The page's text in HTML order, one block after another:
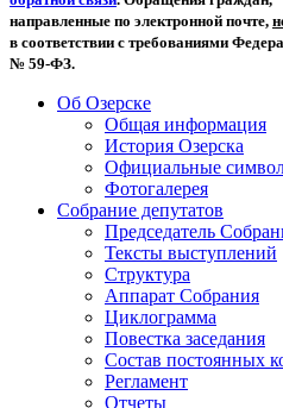
направленные по электронной почте,
в соответствии с требованиями
№ 59-ФЗ.
Об Озерске
Общая информация
История Озерска
Официальные
Фотогалерея
Собрание депутатов
Председатель
Тексты выступлений
Структура
Аппарат Собрания
Циклограмма
Повестка заседания
Состав постоянных
Регламент
Отчеты